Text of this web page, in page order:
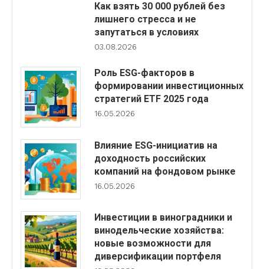
Как взять 30 000 рублей без
лишнего стресса и не
запутаться в условиях
03.08.2026
Роль ESG-факторов в
формировании инвестиционных
стратегий ETF 2025 года
16.05.2026
Влияние ESG-инициатив на
доходность российских
компаний на фондовом рынке
16.05.2026
Инвестиции в виноградники и
винодельческие хозяйства:
новые возможности для
диверсификации портфеля